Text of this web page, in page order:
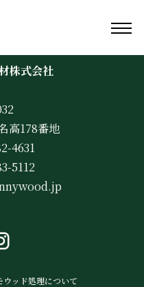
株式会社
高178番地
4631
5112
ウッド処理について